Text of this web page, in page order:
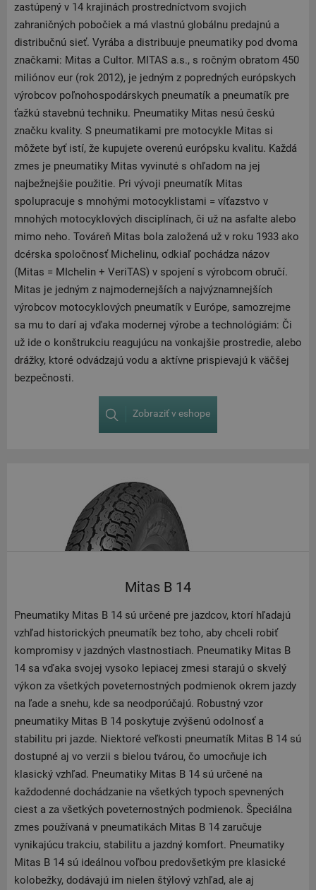
zastúpený v 14 krajinách prostredníctvom svojich
zahraničných pobočiek a má vlastnú globálnu predajnú a
distribučnú sieť. Vyrába a distribuuje pneumatiky pod dvoma
značkami: Mitas a Cultor. MITAS a.s., s ročným obratom 450
miliónov eur (rok 2012), je jedným z popredných európskych
výrobcov poľnohospodárskych pneumatík a pneumatík pre
ťažkú stavebnú techniku. Pneumatiky Mitas nesú českú
značku kvality. S pneumatikami pre motocykle Mitas si
môžete byť istí, že kupujete overenú európsku kvalitu. Každá
zmes je pneumatiky Mitas vyvinuté s ohľadom na jej
najbežnejšie použitie. Pri vývoji pneumatík Mitas
spolupracuje s mnohými motocyklistami = víťazstvo v
mnohých motocyklových disciplínach, či už na asfalte alebo
mimo neho. Továreň Mitas bola založená už v roku 1933 ako
dcérska spoločnosť Michelinu, odkiaľ pochádza názov
(Mitas = MIchelin + VeriTAS) v spojení s výrobcom obručí.
Mitas je jedným z najmodernejších a najvýznamnejších
výrobcov motocyklových pneumatík v Európe, samozrejme
sa mu to darí aj vďaka modernej výrobe a technológiám: Či
už ide o konštrukciu reagujúcu na vonkajšie prostredie, alebo
drážky, ktoré odvádzajú vodu a aktívne prispievajú k väčšej
bezpečnosti.
Zobraziť v eshope
Mitas B 14
Pneumatiky Mitas B 14 sú určené pre jazdcov, ktorí hľadajú
vzhľad historických pneumatík bez toho, aby chceli robiť
kompromisy v jazdných vlastnostiach. Pneumatiky Mitas B
14 sa vďaka svojej vysoko lepiacej zmesi starajú o skvelý
výkon za všetkých poveternostných podmienok okrem jazdy
na ľade a snehu, kde sa neodporúčajú. Robustný vzor
pneumatiky Mitas B 14 poskytuje zvýšenú odolnosť a
stabilitu pri jazde. Niektoré veľkosti pneumatík Mitas B 14 sú
dostupné aj vo verzii s bielou tvárou, čo umocňuje ich
klasický vzhľad. Pneumatiky Mitas B 14 sú určené na
každodenné dochádzanie na všetkých typoch spevnených
ciest a za všetkých poveternostných podmienok. Špeciálna
zmes používaná v pneumatikách Mitas B 14 zaručuje
vynikajúcu trakciu, stabilitu a jazdný komfort. Pneumatiky
Mitas B 14 sú ideálnou voľbou predovšetkým pre klasické
kolobežky, dodávajú im nielen štýlový vzhľad, ale aj